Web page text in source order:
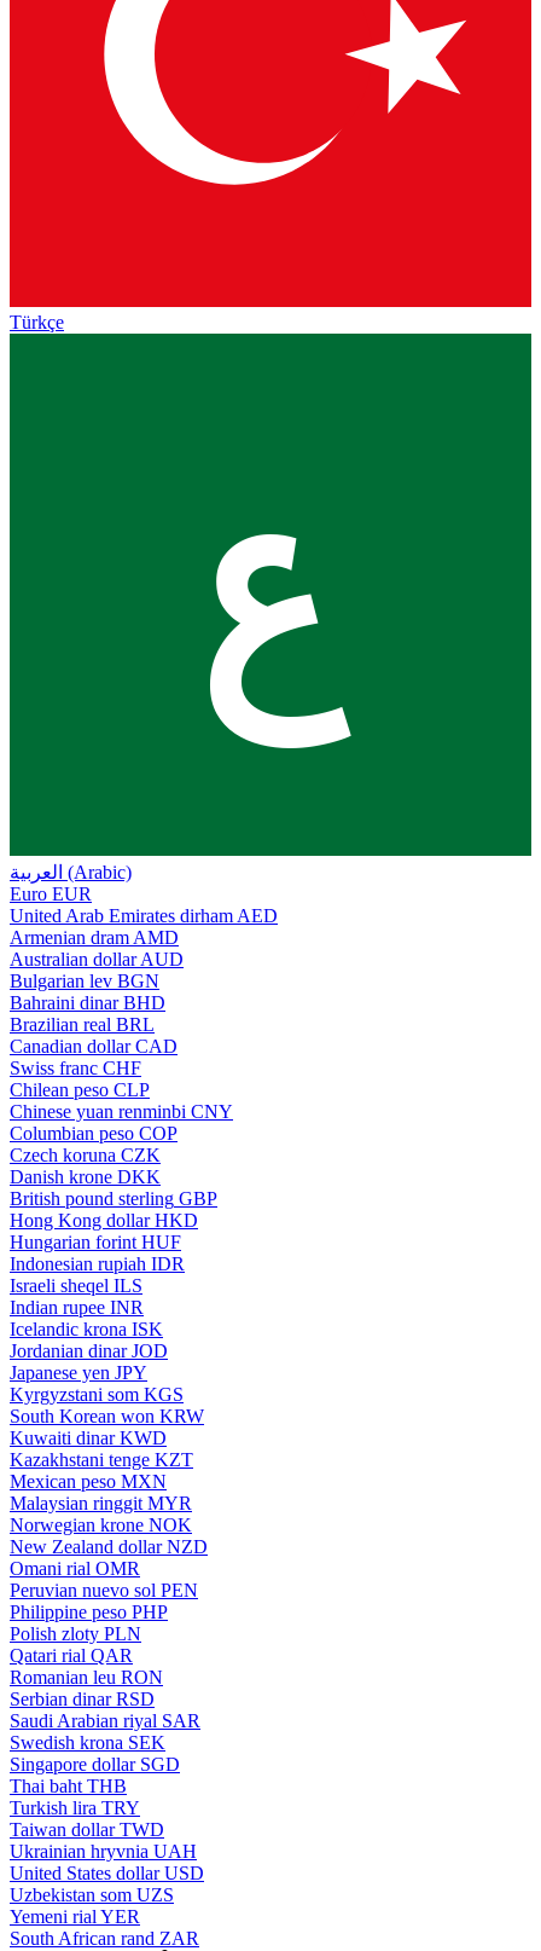
Türkçe
ع
العربية (Arabic)
Euro EUR
United Arab Emirates dirham AED
Armenian dram AMD
Australian dollar AUD
Bulgarian lev BGN
Bahraini dinar BHD
Brazilian real BRL
Canadian dollar CAD
Swiss franc CHF
Chilean peso CLP
Chinese yuan renminbi CNY
Columbian peso COP
Czech koruna CZK
Danish krone DKK
British pound sterling GBP
Hong Kong dollar HKD
Hungarian forint HUF
Indonesian rupiah IDR
Israeli sheqel ILS
Indian rupee INR
Icelandic krona ISK
Jordanian dinar JOD
Japanese yen JPY
Kyrgyzstani som KGS
South Korean won KRW
Kuwaiti dinar KWD
Kazakhstani tenge KZT
Mexican peso MXN
Malaysian ringgit MYR
Norwegian krone NOK
New Zealand dollar NZD
Omani rial OMR
Peruvian nuevo sol PEN
Philippine peso PHP
Polish zloty PLN
Qatari rial QAR
Romanian leu RON
Serbian dinar RSD
Saudi Arabian riyal SAR
Swedish krona SEK
Singapore dollar SGD
Thai baht THB
Turkish lira TRY
Taiwan dollar TWD
Ukrainian hryvnia UAH
United States dollar USD
Uzbekistan som UZS
Yemeni rial YER
South African rand ZAR